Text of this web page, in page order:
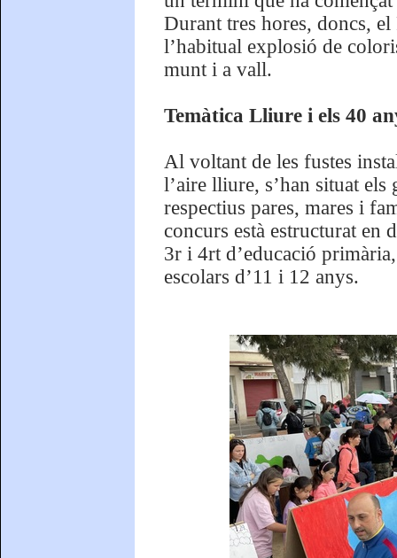
Durant tres hores, doncs,
l’habitual explosió de
munt i a vall.
Temàtica Lliure i els 40
Al voltant de les fustes
l’aire lliure, s’han situat
respectius pares, mares i
concurs està estructurat en
3r i 4rt d’educació
escolars d’11 i 12 anys.